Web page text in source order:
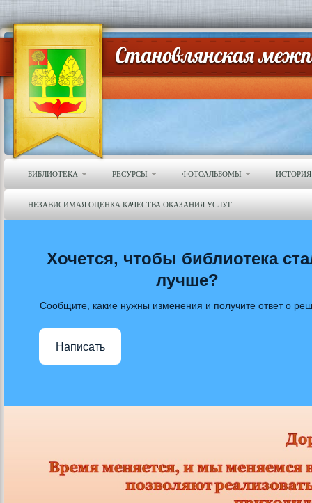
БИБЛИОТЕКА РЕСУРСЫ ФОТОАЛЬБОМЫ
НЕЗАВИСИМАЯ ОЦЕНКА КАЧЕСТВА ОКАЗАНИЯ УСЛУГ
Хочется, чтобы библиотека
лучше?
Сообщите, какие нужны изменения и получите ответ о
Написать